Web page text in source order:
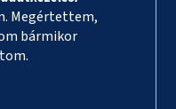
Megértettem,
bármikor